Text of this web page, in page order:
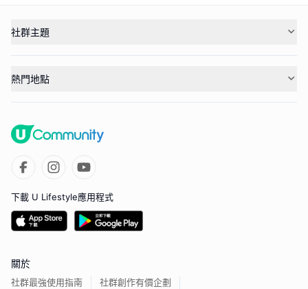
社群主題
熱門地點
下載 U Lifestyle應用程式
關於
社群最強使用指南 社群創作有價企劃